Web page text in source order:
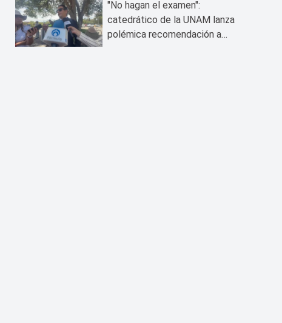
"No hagan el examen":
catedrático de la UNAM lanza
polémica recomendación a